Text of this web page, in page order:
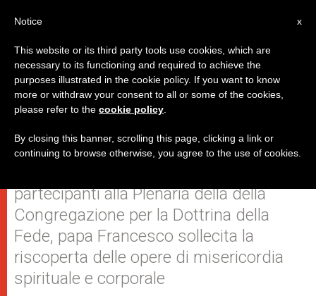
“La prima verità della Chiesa è
l’amore di Cristo”
partecipanti alla Plenaria della della
Congregazione per la Dottrina della
Fede, papa Francesco sollecita la
riscoperta delle opere di misericordia
spirituale e corporale
x
Notice
This website or its third party tools use cookies, which are
necessary to its functioning and required to achieve the
purposes illustrated in the cookie policy. If you want to know
more or withdraw your consent to all or some of the cookies,
please refer to the cookie policy
By closing this banner, scrolling this page, clicking a link or
continuing to browse otherwise, you agree to the use of cookies.